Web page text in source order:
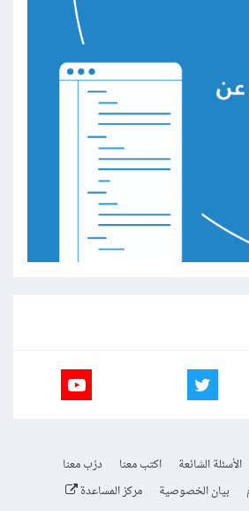
الأسئلة الشائعة اكتب معنا
درّب معنا
بيان الخصوصية مركز المساعدة